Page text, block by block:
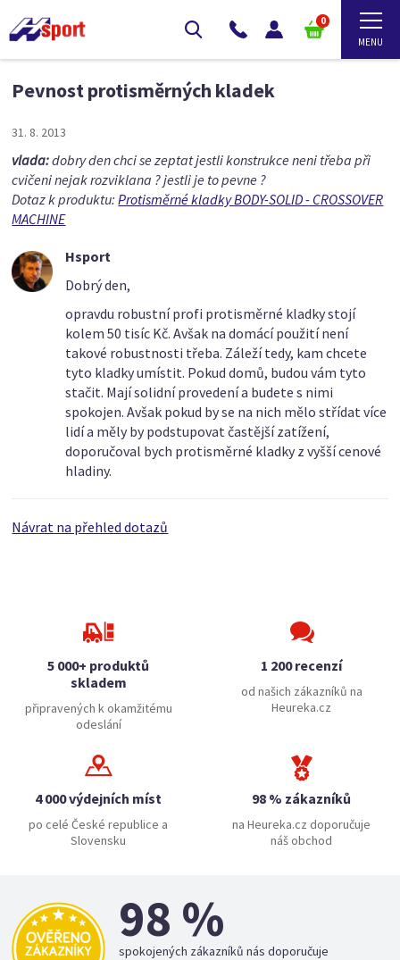
0
Pevnost protisměrných kladek
31. 8. 2013
vlada:dobry den chci se zeptat jestli konstrukce neni třeba při
cvičeni nejak rozviklana ? jestli je to pevne ?
Dotaz k produktu:Protisměrné kladky BODY-SOLID - CROSSOVER
MACHINE
Hsport
Dobrý den,
opravdu robustní profi protisměrné kladky stojí
kolem 50 tisíc Kč. Avšak na domácí použití není
takové robustnosti třeba. Záleží tedy, kam chcete
tyto kladky umístit. Pokud domů, budou vám tyto
stačit. Mají solidní provedení a budete s nimi
spokojen. Avšak pokud by se na nich mělo střídat více
lidí a měly by podstupovat častější zatížení,
doporučoval bych protisměrné kladky z vyšší cenové
hladiny.
Návrat na přehled dotazů
5 000+ produktů
skladem
připravených k okamžitému
odeslání
1 200 recenzí
od našich zákazníků na
Heureka.cz
4 000 výdejních míst
po celé České republice a
Slovensku
98 % zákazníků
na Heureka.cz doporučuje
náš obchod
98 %
spokojených zákazníků nás doporučuje